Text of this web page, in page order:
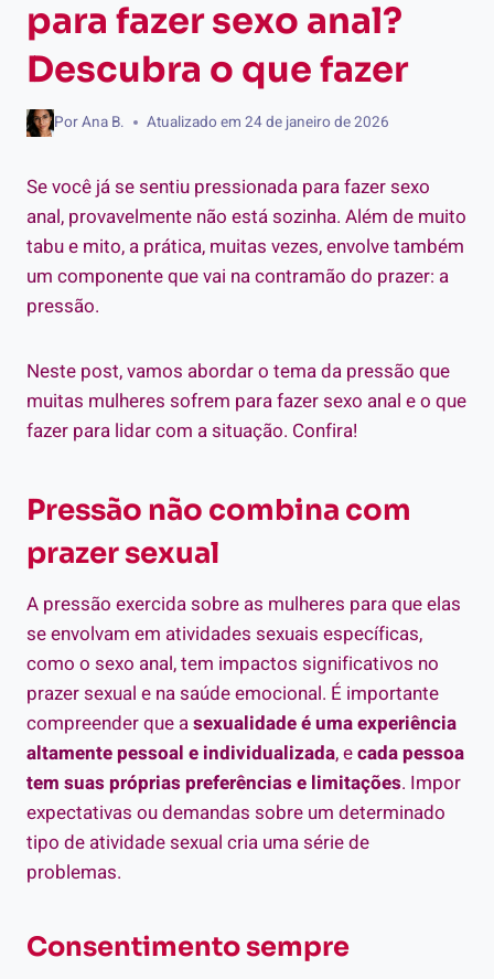
para fazer sexo anal?
Descubra o que fazer
PorAna B. Atualizado em 24 de janeiro de 2026
Se você já se sentiu pressionada para fazer sexo
anal, provavelmente não está sozinha. Além de muito
tabu e mito, a prática, muitas vezes, envolve também
um componente que vai na contramão do prazer: a
pressão.
Neste post, vamos abordar o tema da pressão que
muitas mulheres sofrem para fazer sexo anal e o que
fazer para lidar com a situação. Confira!
Pressão não combina com
prazer sexual
A pressão exercida sobre as mulheres para que elas
se envolvam em atividades sexuais específicas,
como o sexo anal, tem impactos significativos no
prazer sexual e na saúde emocional. É importante
compreender que asexualidade é uma experiência
altamente pessoal e individualizada, ecada pessoa
tem suas próprias preferências e limitações. Impor
expectativas ou demandas sobre um determinado
tipo de atividade sexual cria uma série de
problemas.
Consentimento sempre